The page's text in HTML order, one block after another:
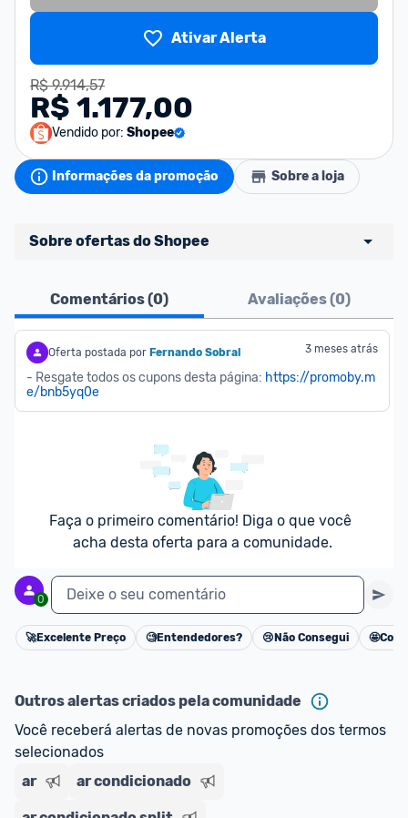
Ativar Alerta
R$ 9.914,57
R$ 1.177,00
Vendido por: Shopee
Informações da promoção Sobre a loja
Sobre ofertas do Shopee
Para maior segurança da comunidade, somente
são aceitas ofertas de Lojas Oficiais
, ou seja,
vendedores que representam empresas validadas
pelo Shopee.
preços devem estar na média ou abaixo da média
dos últimos 3 meses, assim como promoções de
Comentários (0) Avaliações (0)
Oferta postada por Fernando Sobral 3 meses atrás
- Resgate todos os cupons desta página: https://promoby.m
e/bnb5yq0e
Faça o primeiro comentário! Diga o que você
acha desta oferta para a comunidade.
0 Deixe o seu comentário
Cancelar
🚀Excelente Preço 🧐Entendedores? 😢 Não Consegui 🤩
Outros alertas criados pela comunidade
Você receberá alertas de novas promoções dos termos
selecionados
ar
ar condicionado